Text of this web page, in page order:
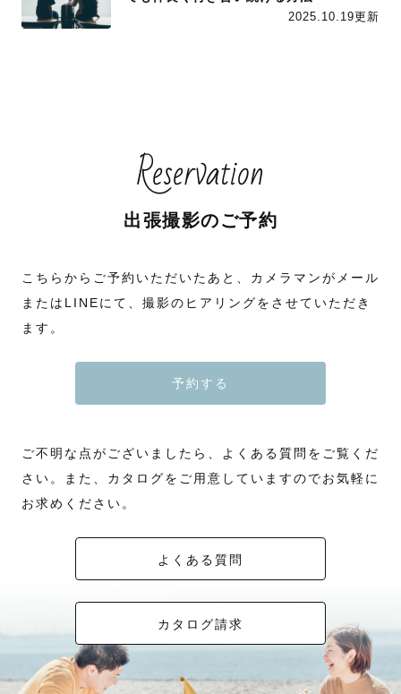
2025.10.19更新
Reservation
出張撮影のご予約
こちらからご予約いただいたあと、カメラマンがメール
またはLINEにて、撮影のヒアリングをさせていただき
ます。
予約する
ご不明な点がございましたら、よくある質問をご覧くだ
さい。また、カタログをご用意していますのでお気軽に
お求めください。
よくある質問
カタログ請求